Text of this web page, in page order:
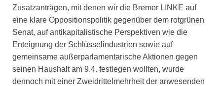
Zusatzanträgen, mit denen wir die Bremer LINKE auf
eine klare Oppositionspolitik gegenüber dem rotgrünen
Senat, auf antikapitalistische Perspektiven wie die
Enteignung der Schlüsselindustrien sowie auf
gemeinsame außerparlamentarische Aktionen gegen
seinen Haushalt am 9.4. festlegen wollten, wurde
dennoch mit einer Zweidrittelmehrheit der anwesenden